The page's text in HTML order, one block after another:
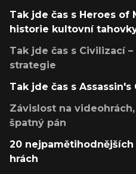
Tak jde čas s Heroes of
historie kultovní
Tak jde čas s Civilizací
strategie
Tak jde čas s
Závislost na
špatný pán
20
hrách